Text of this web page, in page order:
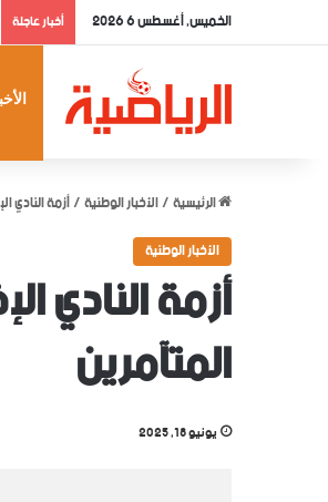
الخميس, أغسطس 6 2026 أخبار عاجلة
الرئيسية/الأخبار الوطنية/أزمة النادي
الأخبار الوطنية
أزمة النادي
المتآمرين
يونيو 18, 2025